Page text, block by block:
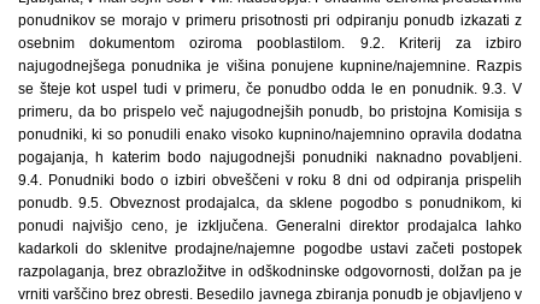
ponudnikov se morajo v primeru prisotnosti pri odpiranju ponudb izkazati z
osebnim dokumentom oziroma pooblastilom. 9.2. Kriterij za izbiro
najugodnejšega ponudnika je višina ponujene kupnine/najemnine. Razpis
se šteje kot uspel tudi v primeru, če ponudbo odda le en ponudnik. 9.3. V
primeru, da bo prispelo več najugodnejših ponudb, bo pristojna Komisija s
ponudniki, ki so ponudili enako visoko kupnino/najemnino opravila dodatna
pogajanja, h katerim bodo najugodnejši ponudniki naknadno povabljeni.
9.4. Ponudniki bodo o izbiri obveščeni v roku 8 dni od odpiranja prispelih
ponudb. 9.5. Obveznost prodajalca, da sklene pogodbo s ponudnikom, ki
ponudi najvišjo ceno, je izključena. Generalni direktor prodajalca lahko
kadarkoli do sklenitve prodajne/najemne pogodbe ustavi začeti postopek
razpolaganja, brez obrazložitve in odškodninske odgovornosti, dolžan pa je
vrniti varščino brez obresti. Besedilo javnega zbiranja ponudb je objavljeno v